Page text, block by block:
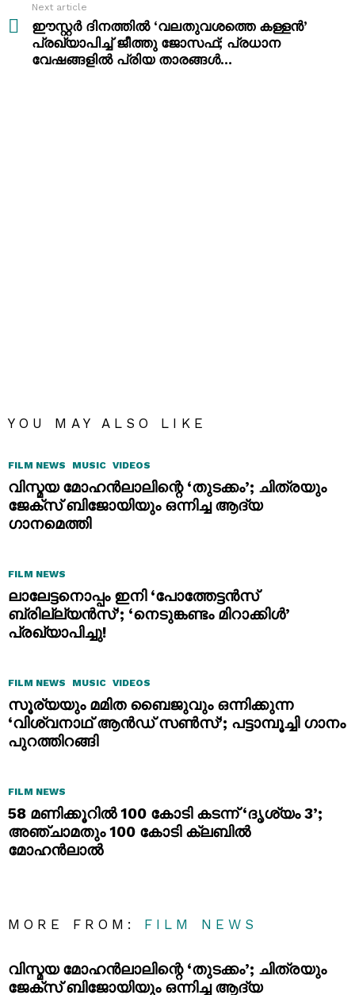
Next article
ഈസ്റ്റർ ദിനത്തിൽ ‘വലതുവശത്തെ കള്ളൻ’
പ്രഖ്യാപിച്ച് ജീത്തു ജോസഫ്; പ്രധാന
വേഷങ്ങളിൽ പ്രിയ താരങ്ങൾ…
YOU MAY ALSO LIKE
FILM NEWS MUSIC VIDEOS
വിസ്മയ മോഹൻലാലിന്റെ ‘തുടക്കം’; ചിത്രയും
ജേക്സ് ബിജോയിയും ഒന്നിച്ച ആദ്യ
ഗാനമെത്തി
FILM NEWS
ലാലേട്ടനൊപ്പം ഇനി ‘പോത്തേട്ടൻസ്
ബ്രില്ല്യൻസ്’; ‘നെടുങ്കണ്ടം മിറാക്കിൾ’
പ്രഖ്യാപിച്ചു!
FILM NEWS MUSIC VIDEOS
സൂര്യയും മമിത ബൈജുവും ഒന്നിക്കുന്ന
‘വിശ്വനാഥ് ആൻഡ് സൺസ്’; പട്ടാമ്പൂച്ചി ഗാനം
പുറത്തിറങ്ങി
FILM NEWS
58 മണിക്കൂറിൽ 100 കോടി കടന്ന് ‘ദൃശ്യം 3’;
അഞ്ചാമതും 100 കോടി ക്ലബിൽ
മോഹൻലാൽ
MORE FROM: FILM NEWS
വിസ്മയ മോഹൻലാലിന്റെ ‘തുടക്കം’; ചിത്രയും
ജേക്സ് ബിജോയിയും ഒന്നിച്ച ആദ്യ